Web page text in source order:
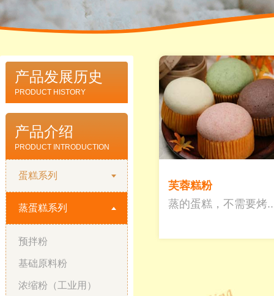
产品发展历史
PRODUCT HISTORY
产品介绍
PRODUCT INTRODUCTION
蛋糕系列
蒸蛋糕系列
预拌粉
基础原料粉
浓缩粉（工业用）
芙蓉糕粉
蒸的蛋糕，不需要烤